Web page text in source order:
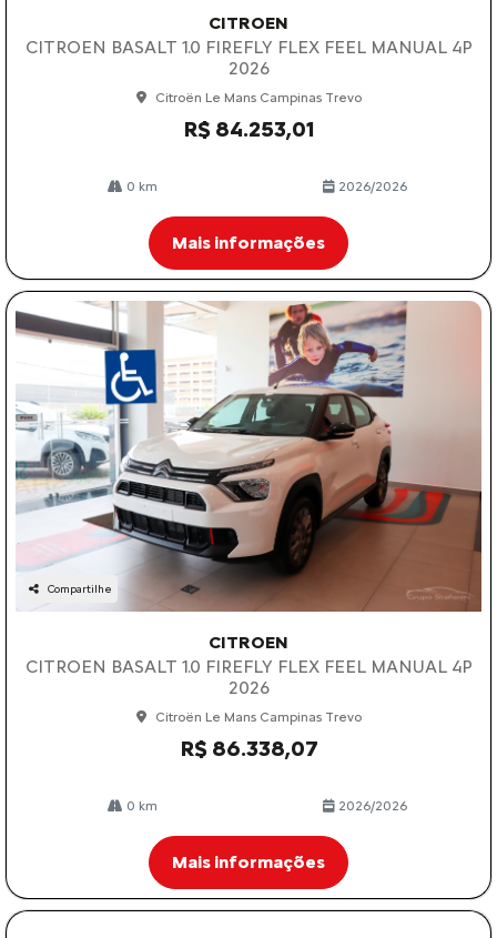
CITROEN
CITROEN BASALT 1.0 FIREFLY FLEX FEEL MANUAL 4P
2026
Citroën Le Mans Campinas Trevo
R$ 84.253,01
0 km 2026/2026
Mais informações
Compartilhe
CITROEN
CITROEN BASALT 1.0 FIREFLY FLEX FEEL MANUAL 4P
2026
Citroën Le Mans Campinas Trevo
R$ 86.338,07
0 km 2026/2026
Mais informações